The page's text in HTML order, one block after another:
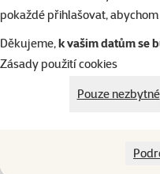
pokaždé přihlašovat,
Děkujeme,k vašim datům se
Zásady použití cookies
Pouze nezbytné
FURminator
Living World
Magic Cat